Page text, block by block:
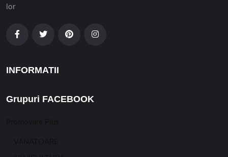
lor
INFORMATII
Grupuri FACEBOOK